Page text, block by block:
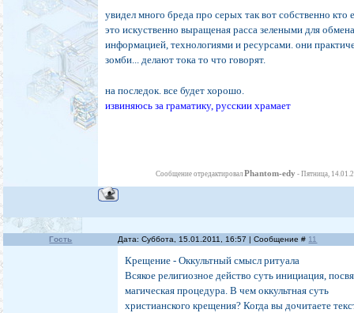
увидел много бреда про серых так вот собственно кто
это искуственно выращеная расса зелеными для
информацией, технологиями и ресурсами. они
зомби... делают тока то что говорят.
на последок. все будет хорошо.
извиняюсь за граматику, русскии храмает
Сообщение отредактировалPhantom-edy -Пятница,
Гость Дата: Суббота, 15.01.2011, 16:57 | Сообщение # 11
Крещение - Оккультный смысл ритуала
Всякое религиозное действо суть инициация,
магическая процедура. В чем оккультная суть
христианского крещения? Когда вы дочитаете